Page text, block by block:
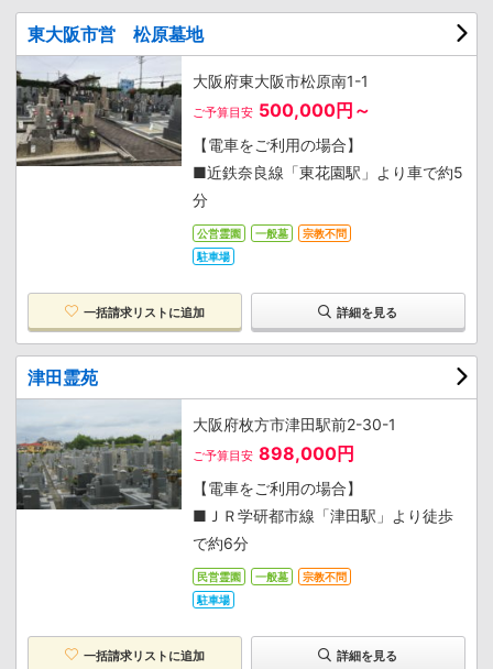
東大阪市営 松原墓地
大阪府東大阪市松原南1-1
ご予算目安 500,000円～
【電車をご利用の場合】
■近鉄奈良線「東花園駅」より車で約5
分
公営霊園 一般墓
宗教不問
駐車場
一括請求リストに追加 詳細を見る
津田霊苑
大阪府枚方市津田駅前2-30-1
ご予算目安 898,000円
【電車をご利用の場合】
■ＪＲ学研都市線「津田駅」より徒歩
で約6分
民営霊園 一般墓
宗教不問
駐車場
一括請求リストに追加 詳細を見る